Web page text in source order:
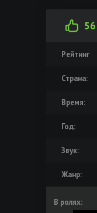
56
Рейтинг
Страна:
Время:
Год:
Звук:
Жанр:
В ролях: